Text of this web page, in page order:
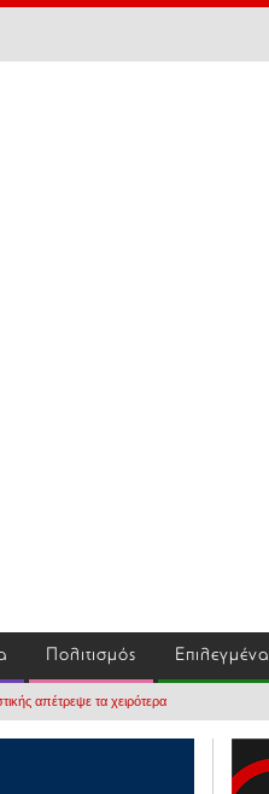
Πολιτισμός Επιλεγμένα
απέτρεψε τα χειρότερα